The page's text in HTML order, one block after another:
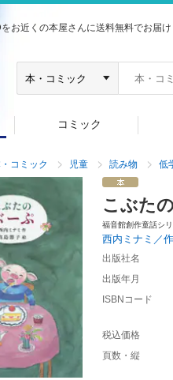
お近くの本屋さんに送料無料でお届け
コミック
コミック 児童 読み物 低
こぶた
福音館創作童話シ
西内ミナミ／
出版社名
出版年月
ISBNコード
税込価格
頁数・縦